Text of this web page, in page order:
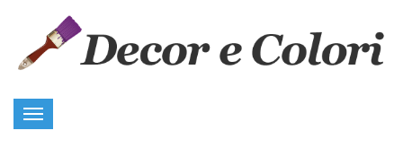
Toggle
navigation